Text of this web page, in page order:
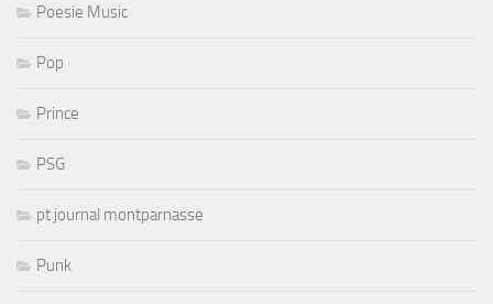
Poesie Music
Pop
Prince
PSG
pt journal montparnasse
Punk